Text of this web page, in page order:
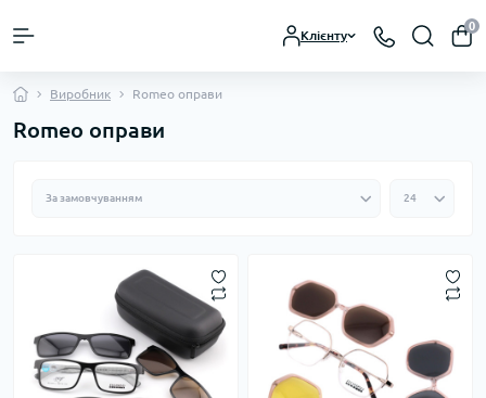
Клієнту
0
Виробник Romeo оправи
Romeo оправи